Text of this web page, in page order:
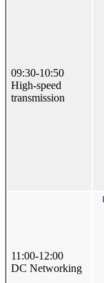
09:30-10:50
High-speed
transmission
11:00-12:00
DC Networking